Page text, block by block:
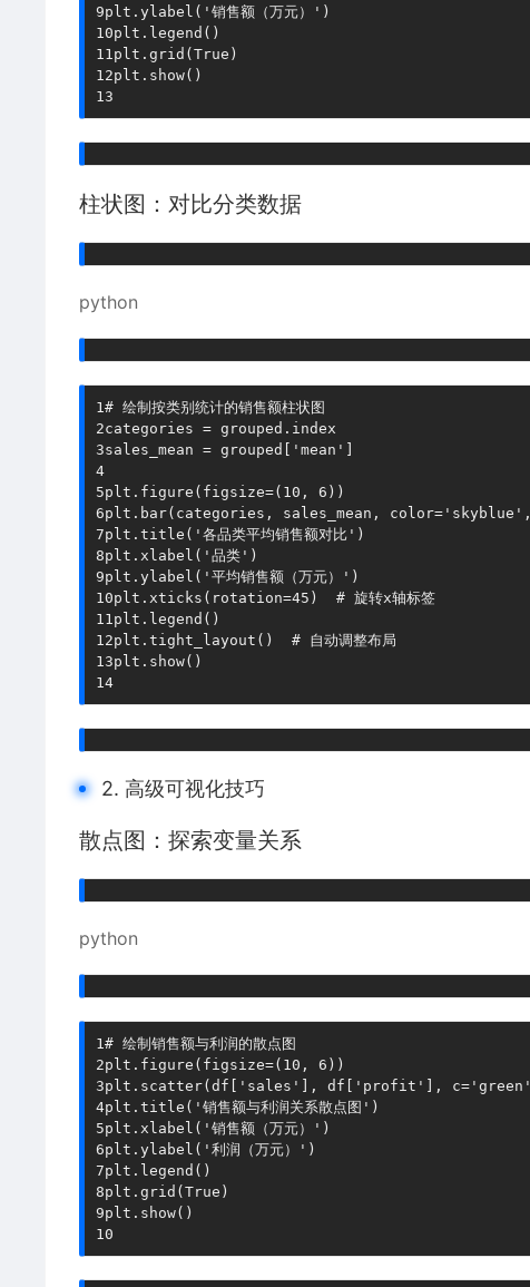
9plt . ylabel ( '销售额（万元）' )
10plt . legend ( )
11plt . grid ( True )
12plt . show( )
13
柱状图：对比分类数据
python
1# 绘制按类别统计的销售额柱状图
2categories = grouped .
3sales_mean = grouped 'mean'
4
5plt . figure ( figsize=( 10 , 6 ) )
6plt . bar( categories , sales_mean , color= 'skyblue' ,
7plt . title ( '各品类平均销售额对比' )
8plt . xlabel ( '品类' )
9plt . ylabel ( '平均销售额（万元）' )
10plt . xticks ( rotation=45 )
# 旋转x轴标签
11plt . legend ( )
12plt . tight_layout ( )
# 自动调整布局
13plt . show( )
14
2. 高级可视化技巧
散点图：探索变量关系
python
1# 绘制销售额与利润的散点图
2plt . figure ( figsize=( 10 , 6 ) )
3plt . scatter( df 'sales' , df 'profit' , c= 'green'
4plt . title ( '销售额与利润关系散点图' )
5plt . xlabel ( '销售额（万元）' )
6plt . ylabel ( '利润（万元）' )
7plt . legend ( )
8plt . grid ( True )
9plt . show( )
10